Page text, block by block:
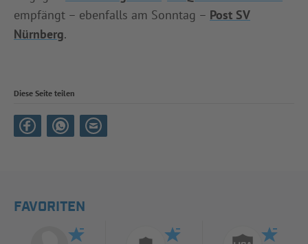
empfängt – ebenfalls am Sonntag – Post SV
Nürnberg.
Diese Seite teilen
FAVORITEN